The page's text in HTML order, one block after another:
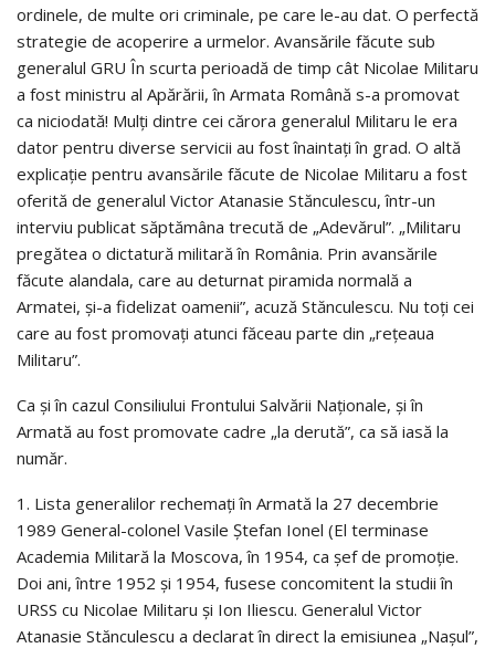
ordinele, de multe ori criminale, pe care le-au dat. O perfectă
strategie de acoperire a urmelor. Avansările făcute sub
generalul GRU În scurta perioadă de timp cât Nicolae Militaru
a fost ministru al Apărării, în Armata Română s-a promovat
ca niciodată! Mulţi dintre cei cărora generalul Militaru le era
dator pentru diverse servicii au fost înaintaţi în grad. O altă
explicaţie pentru avansările făcute de Nicolae Militaru a fost
oferită de generalul Victor Atanasie Stănculescu, într-un
interviu publicat săptămâna trecută de „Adevărul”. „Militaru
pregătea o dictatură militară în România. Prin avansările
făcute alandala, care au deturnat piramida normală a
Armatei, şi-a fidelizat oamenii”, acuză Stănculescu. Nu toţi cei
care au fost promovaţi atunci făceau parte din „reţeaua
Militaru”.
Ca şi în cazul Consiliului Frontului Salvării Naţionale, şi în
Armată au fost promovate cadre „la derută”, ca să iasă la
număr.
1. Lista generalilor rechemaţi în Armată la 27 decembrie
1989 General-colonel Vasile Ştefan Ionel (El terminase
Academia Militară la Moscova, în 1954, ca şef de promoţie.
Doi ani, între 1952 şi 1954, fusese concomitent la studii în
URSS cu Nicolae Militaru şi Ion Iliescu. Generalul Victor
Atanasie Stănculescu a declarat în direct la emisiunea „Naşul”,